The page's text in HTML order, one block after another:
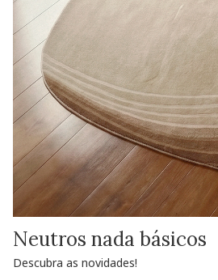
Neutros nada básicos
Descubra as novidades!